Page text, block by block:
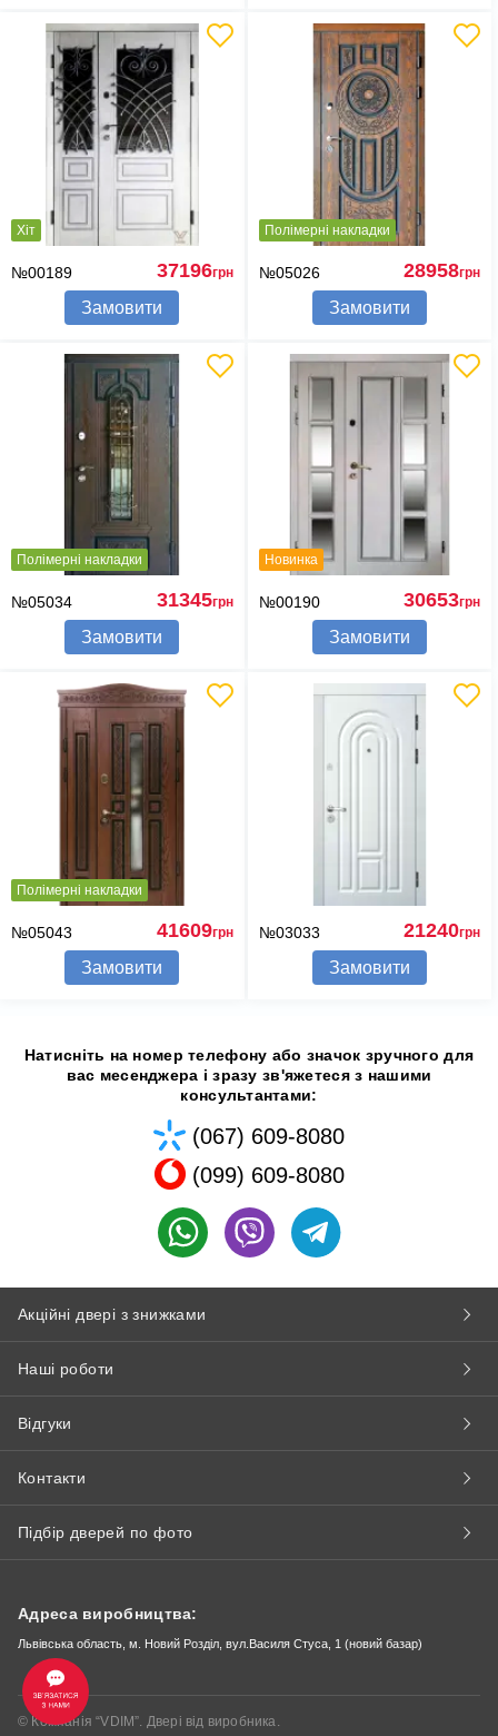
Хіт
№00189 37196грн
Замовити
Полімерні накладки
№05026 28958грн
Замовити
Полімерні накладки
№05034 31345грн
Замовити
Новинка
№00190 30653грн
Замовити
Полімерні накладки
№05043 41609грн
Замовити
№03033 21240грн
Замовити
Натисніть на номер телефону або значок зручного для
вас месенджера і зразу зв'яжетеся з нашими
консультантами:
(067) 609-8080
(099) 609-8080
Акційні двері з знижками
Наші роботи
Відгуки
Контакти
Підбір дверей по фото
Адреса виробництва:
Львівська область, м. Новий Розділ, вул.Василя Стуса, 1 (новий базар)
© Компанія “VDIM”. Двері від виробника.